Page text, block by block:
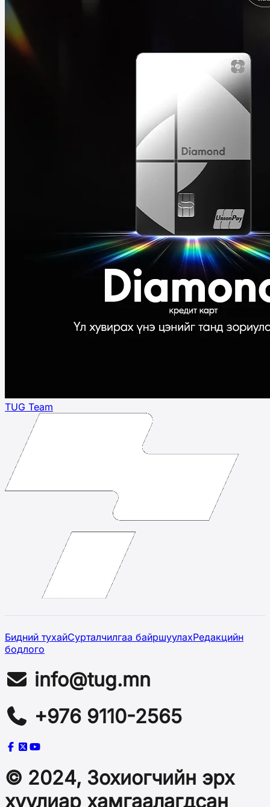
TUG Team
Бидний тухайСурталчилгаа байршуулахРедакцийн
бодлого
info@tug.mn
+976 9110-2565
© 2024, Зохиогчийн эрх
хуулиар хамгаалагдсан